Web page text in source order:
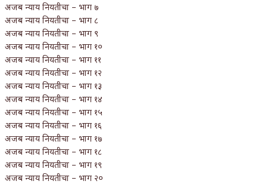
अजब न्याय नियतीचा – भाग ७
अजब न्याय नियतीचा – भाग ८
अजब न्याय नियतीचा – भाग ९
अजब न्याय नियतीचा – भाग १०
अजब न्याय नियतीचा – भाग ११
अजब न्याय नियतीचा – भाग १२
अजब न्याय नियतीचा – भाग १३
अजब न्याय नियतीचा – भाग १४
अजब न्याय नियतीचा – भाग १५
अजब न्याय नियतीचा – भाग १६
अजब न्याय नियतीचा – भाग १७
अजब न्याय नियतीचा – भाग १८
अजब न्याय नियतीचा – भाग १९
अजब न्याय नियतीचा – भाग २०